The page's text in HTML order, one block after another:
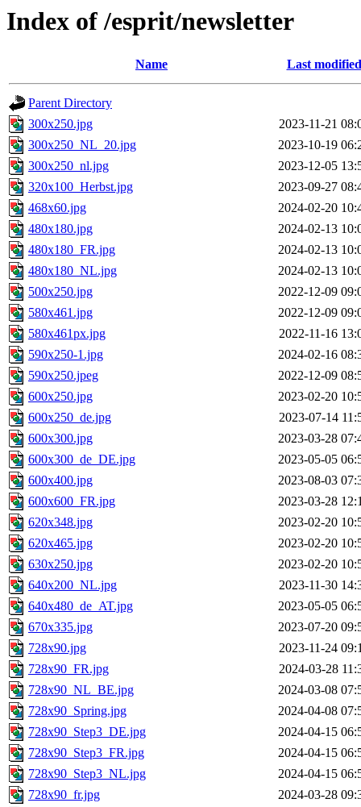
Index of /esprit/newsletter
Name Last modified
Parent Directory
300x250.jpg
2023-11-21
300x250_NL_20.jpg
2023-10-19
300x250_nl.jpg
2023-12-05
320x100_Herbst.jpg
2023-09-27
468x60.jpg
2024-02-20
480x180.jpg
2024-02-13
480x180_FR.jpg
2024-02-13
480x180_NL.jpg
2024-02-13
500x250.jpg
2022-12-09
580x461.jpg
2022-12-09
580x461px.jpg
2022-11-16
590x250-1.jpg
2024-02-16
590x250.jpeg
2022-12-09
600x250.jpg
2023-02-20
600x250_de.jpg
2023-07-14
600x300.jpg
2023-03-28
600x300_de_DE.jpg
2023-05-05
600x400.jpg
2023-08-03
600x600_FR.jpg
2023-03-28
620x348.jpg
2023-02-20
620x465.jpg
2023-02-20
630x250.jpg
2023-02-20
640x200_NL.jpg
2023-11-30
640x480_de_AT.jpg
2023-05-05
670x335.jpg
2023-07-20
728x90.jpg
2023-11-24
728x90_FR.jpg
2024-03-28
728x90_NL_BE.jpg
2024-03-08
728x90_Spring.jpg
2024-04-08
728x90_Step3_DE.jpg
2024-04-15
728x90_Step3_FR.jpg
2024-04-15
728x90_Step3_NL.jpg
2024-04-15
728x90_fr.jpg
2024-03-28